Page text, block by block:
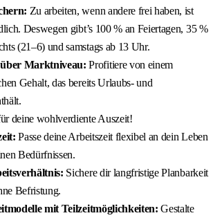
Zu arbeiten, wenn andere frei haben, ist
Deswegen gibt’s 100 % an Feiertagen, 35 %
(21–6) und samstags ab 13 Uhr.
Marktniveau: Profitiere von einem
Gehalt, das bereits Urlaubs- und
deine wohlverdiente Auszeit!
Passe deine Arbeitszeit flexibel an dein Leben
Bedürfnissen.
Sichere dir langfristige Planbarkeit
Befristung.
mit Teilzeitmöglichkeiten: Gestalte